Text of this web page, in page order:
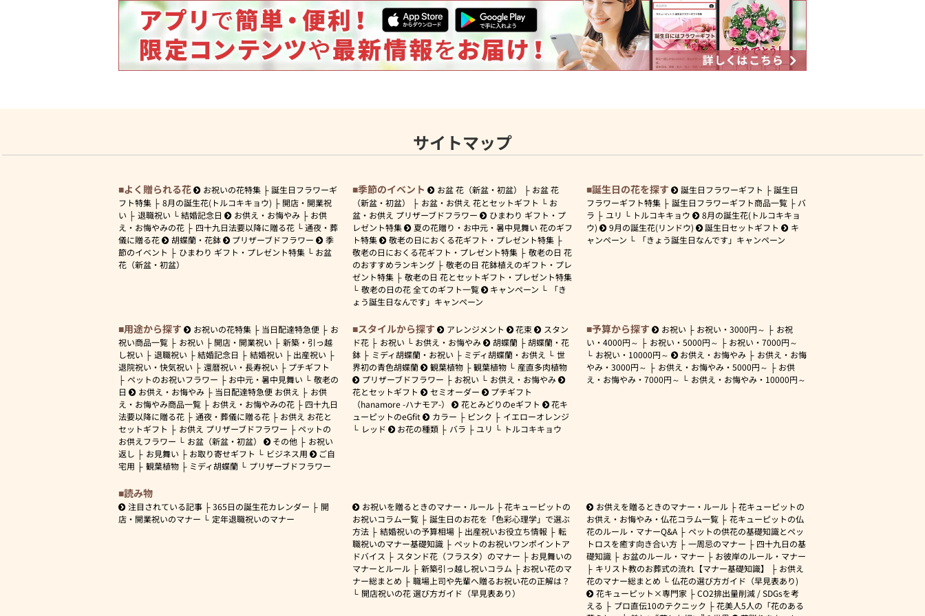
サイトマップ
よく贈られる花 お祝いの花特集
誕生日フラワーギ
フト特集
8月の誕生花(トルコキキョウ)
開店・開業祝
い
退職祝い 結婚記念日 お供え・お悔やみ
お供
え・お悔やみの花
四十九日法要以降に贈る花
通夜・葬
儀に贈る花
胡蝶蘭・花鉢 プリザーブドフラワー
季
節のイベント
ひまわり ギフト・プレゼント特集
お盆
花（新盆・初盆）
季節のイベント お盆 花（新盆・初盆）
お盆 花
（新盆・初盆）
お盆・お供え 花とセットギフト
お
盆・お供え プリザーブドフラワー
ひまわり ギフト・プ
レゼント特集
夏の花贈り・お中元・暑中見舞い 花のギフ
ト特集
敬老の日におくる花ギフト・プレゼント特集
敬老の日におくる花ギフト・プレゼント特集
敬老の日 花
のおすすめランキング
敬老の日 花鉢植えのギフト・プレ
ゼント特集
敬老の日 花とセットギフト・プレゼント特集
敬老の日の花 全てのギフト一覧
キャンペーン
「き
ょう誕生日なんです」キャンペーン
誕生日の花を探す 誕生日フラワーギフト
誕生日
フラワーギフト特集
誕生日フラワーギフト商品一覧
バ
ラ
ユリ トルコキキョウ
8月の誕生花(トルコキキョ
ウ)
9月の誕生花(リンドウ) 誕生日セットギフト
キ
ャンペーン
「きょう誕生日なんです」キャンペーン
用途から探す お祝いの花特集 当日配達特急便
お
祝い商品一覧
お祝い 開店・開業祝い
新築・引っ越
し祝い
退職祝い 結婚記念日 結婚祝い
出産祝い
退院祝い・快気祝い
還暦祝い・長寿祝い
プチギフト
ペットのお祝いフラワー
お中元・暑中見舞い
敬老の
日
お供え・お悔やみ 当日配達特急便 お供え
お供
え・お悔やみ商品一覧
お供え・お悔やみの花
四十九日
法要以降に贈る花
通夜・葬儀に贈る花
お供え お花と
セットギフト
お供え プリザーブドフラワー
ペットの
お供えフラワー
お盆（新盆・初盆） その他
お祝い
返し
お見舞い お取り寄せギフト ビジネス用
ご自
宅用
観葉植物 ミディ胡蝶蘭 プリザーブドフラワー
スタイルから探す アレンジメント 花束
スタン
ド花
お祝い お供え・お悔やみ 胡蝶蘭
胡蝶蘭・花
鉢
ミディ胡蝶蘭・お祝い ミディ胡蝶蘭・お供え
世
界初の青色胡蝶蘭
観葉植物 観葉植物
産直多肉植物
プリザーブドフラワー
お祝い
お供え・お悔やみ
花とセットギフト
セミオーダー
プチギフト
（hanamore -ハナモア-）
花とみどりのeギフト
花キ
ューピットのeGfit
カラー ピンク
イエローオレンジ
レッド
お花の種類 バラ ユリ トルコキキョウ
予算から探す お祝い お祝い・3000円～
お祝
い・ 4000円～ お祝い・ 5000円～ お祝い・7000円～
お祝い・ 10000円～ お供え・お悔やみ
お供え・お悔
やみ・ 3000円～ お供え・お悔やみ・ 5000円～
お供
え・お悔やみ・ 7000円～ お供え・お悔やみ・ 10000円～
読み物
注目されている記事 365日の誕生花カレンダー
開
店・開業祝いのマナー
定年退職祝いのマナー
お祝いを贈るときのマナー・ルール
花キューピットの
お祝いコラム一覧
誕生日のお花を「色彩心理学」で選ぶ
方法
結婚祝いの予算相場 出産祝いお役立ち情報
転
職祝いのマナー基礎知識
ペットのお祝いワンポイントア
ドバイス
スタンド花（フラスタ）のマナー
お見舞いの
マナーとルール
新築引っ越し祝いコラム
お祝い花のマ
ナー総まとめ
職場上司や先輩へ贈るお祝い花の正解は？
開店祝いの花 選び方ガイド（早見表あり）
お供えを贈るときのマナー・ルール
花キューピットの
お供え・お悔やみ・仏花コラム一覧
花キューピットの仏
花のルール・マナーQ&A
ペットの供花の基礎知識とペッ
トロスを癒す向き合い方
一周忌のマナー
四十九日の基
礎知識
お盆のルール・マナー
お彼岸のルール・マナー
キリスト教のお葬式の流れ【マナー基礎知識】
お供え
花のマナー総まとめ
仏花の選び方ガイド（早見表あり)
花キューピット×専門家
CO2排出量削減 / SDGsを考
える
プロ直伝10のテクニック
花美人5人の「花のある